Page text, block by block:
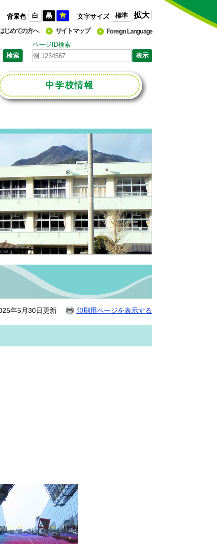
背景色 白 黒 青 文字サイズ 標準 拡大
じめての方へ サイトマップ
Foreign Language
ページID検索
中学校情報
年5月30日更新 印刷用ページを表示する